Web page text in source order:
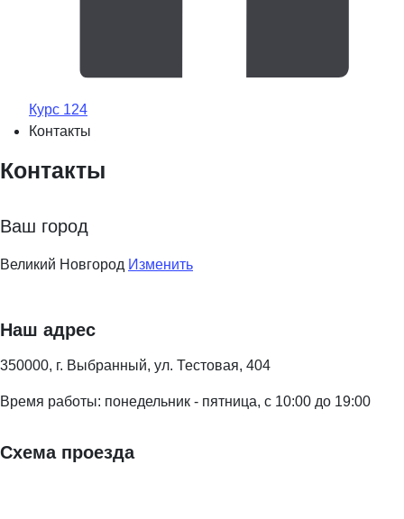
Курс 124
Контакты
Контакты
Ваш город
Великий Новгород Изменить
Наш адрес
350000, г. Выбранный, ул. Тестовая, 404
Время работы: понедельник - пятница, с 10:00 до 19:00
Схема проезда